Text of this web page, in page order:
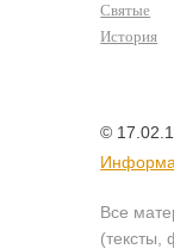
Святые
История
©
Все
(тексты,